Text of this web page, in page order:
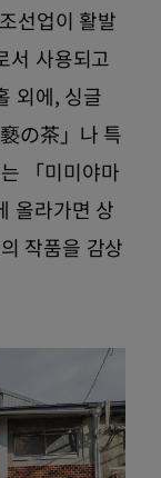
선업이 활발
서 사용되고
외에, 싱글
の茶」나 특
「미미야마
올라가면 상
작품을 감상